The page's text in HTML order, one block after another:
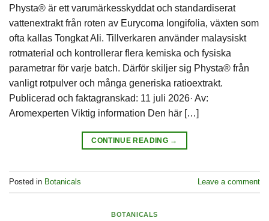
Physta® är ett varumärkesskyddat och standardiserat
vattenextrakt från roten av Eurycoma longifolia, växten som
ofta kallas Tongkat Ali. Tillverkaren använder malaysiskt
rotmaterial och kontrollerar flera kemiska och fysiska
parametrar för varje batch. Därför skiljer sig Physta® från
vanligt rotpulver och många generiska ratioextrakt.
Publicerad och faktagranskad: 11 juli 2026· Av:
Aromexperten Viktig information Den här […]
CONTINUE READING →
Posted in Botanicals Leave a comment
BOTANICALS